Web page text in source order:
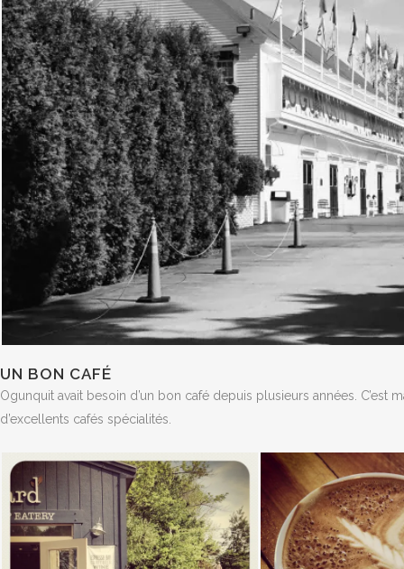
UN BON CAFÉ
Ogunquit avait besoin d’un bon café depuis plusieurs années. C’est
d’excellents cafés spécialités.